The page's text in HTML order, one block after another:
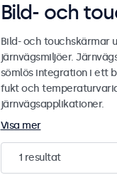
Bild- och
Bild- och touchskärmar
järnvägsmiljöer.
sömlös integration i ett
fukt och
järnvägsapplikationer.
Visa mer
1 resultat